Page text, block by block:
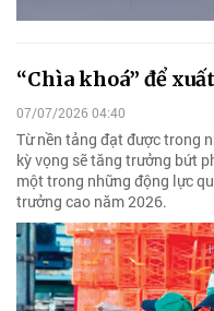
“Chìa khoá” để
07/07/2026 04:40
Từ nền tảng đạt được trong
kỳ vọng sẽ tăng trưởng bứt
một trong những động lực
trưởng cao năm 2026.